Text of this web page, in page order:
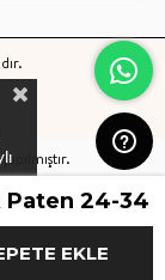
Paten 24-34